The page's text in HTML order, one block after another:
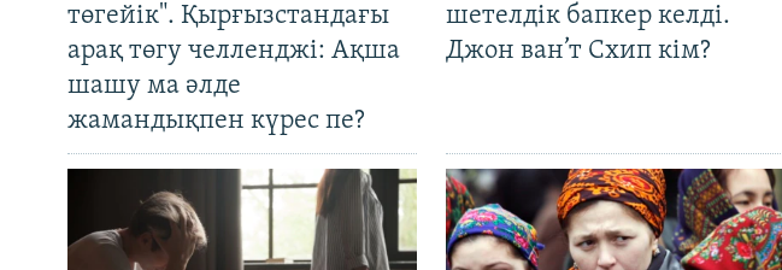
төгейік". Қырғызстандағы
арақ төгу челленджі: Ақша
шашу ма әлде
жамандықпен күрес пе?
шетелдік бапкер келді.
Джон ван’т Схип кім?